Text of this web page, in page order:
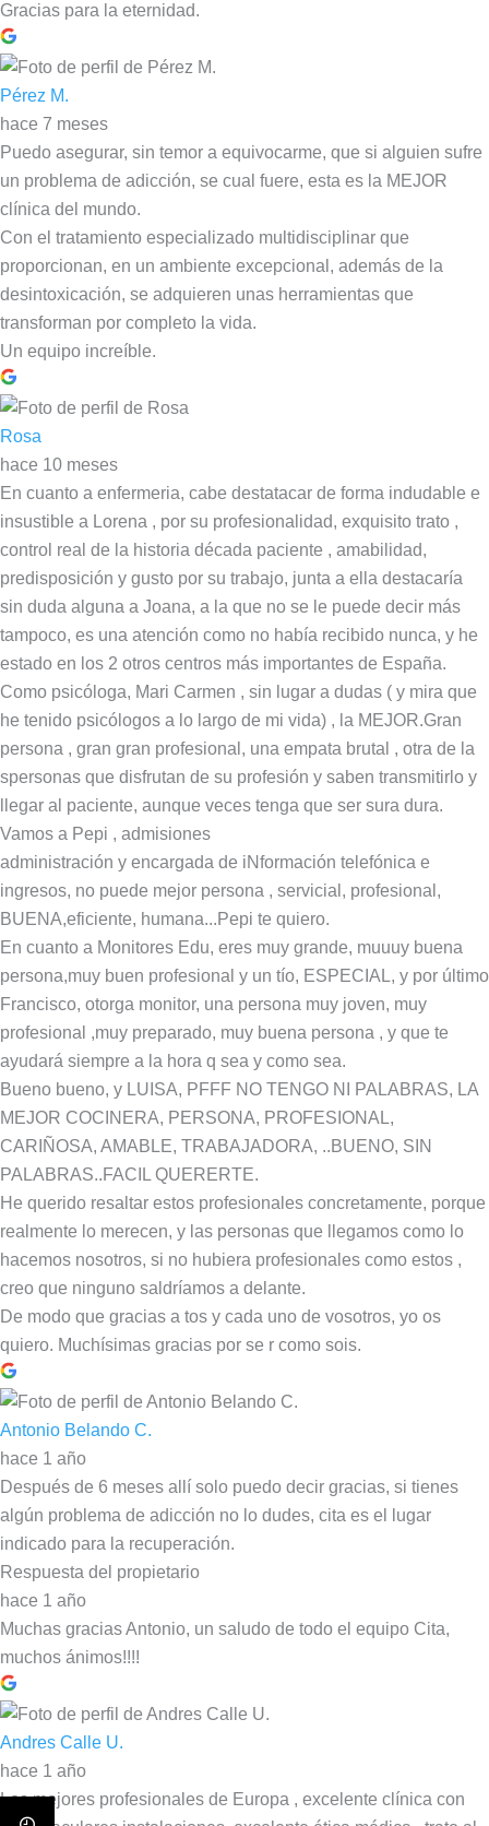
Gracias para la eternidad.
Pérez M.
hace 7 meses
Puedo asegurar, sin temor a equivocarme, que si alguien sufre
un problema de adicción, se cual fuere, esta es la MEJOR
clínica del mundo.
Con el tratamiento especializado multidisciplinar que
proporcionan, en un ambiente excepcional, además de la
desintoxicación, se adquieren unas herramientas que
transforman por completo la vida.
Un equipo increíble.
Rosa
hace 10 meses
En cuanto a enfermeria, cabe destatacar de forma indudable e
insustible a Lorena , por su profesionalidad, exquisito trato ,
control real de la historia década paciente , amabilidad,
predisposición y gusto por su trabajo, junta a ella destacaría
sin duda alguna a Joana, a la que no se le puede decir más
tampoco, es una atención como no había recibido nunca, y he
estado en los 2 otros centros más importantes de España.
Como psicóloga, Mari Carmen , sin lugar a dudas ( y mira que
he tenido psicólogos a lo largo de mi vida) , la MEJOR.Gran
persona , gran gran profesional, una empata brutal , otra de la
spersonas que disfrutan de su profesión y saben transmitirlo y
llegar al paciente, aunque veces tenga que ser sura dura.
Vamos a Pepi , admisiones
administración y encargada de iNformación telefónica e
ingresos, no puede mejor persona , servicial, profesional,
BUENA,eficiente, humana...Pepi te quiero.
En cuanto a Monitores Edu, eres muy grande, muuuy buena
persona,muy buen profesional y un tío, ESPECIAL, y por último
Francisco, otorga monitor, una persona muy joven, muy
profesional ,muy preparado, muy buena persona , y que te
ayudará siempre a la hora q sea y como sea.
Bueno bueno, y LUISA, PFFF NO TENGO NI PALABRAS, LA
MEJOR COCINERA, PERSONA, PROFESIONAL,
CARIÑOSA, AMABLE, TRABAJADORA, ..BUENO, SIN
PALABRAS..FACIL QUERERTE.
He querido resaltar estos profesionales concretamente, porque
realmente lo merecen, y las personas que llegamos como lo
hacemos nosotros, si no hubiera profesionales como estos ,
creo que ninguno saldríamos a delante.
De modo que gracias a tos y cada uno de vosotros, yo os
quiero. Muchísimas gracias por se r como sois.
Antonio Belando C.
hace 1 año
Después de 6 meses allí solo puedo decir gracias, si tienes
algún problema de adicción no lo dudes, cita es el lugar
indicado para la recuperación.
Respuesta del propietario
hace 1 año
Muchas gracias Antonio, un saludo de todo el equipo Cita,
muchos ánimos!!!!
Andres Calle U.
hace 1 año
Los mejores profesionales de Europa , excelente clínica con